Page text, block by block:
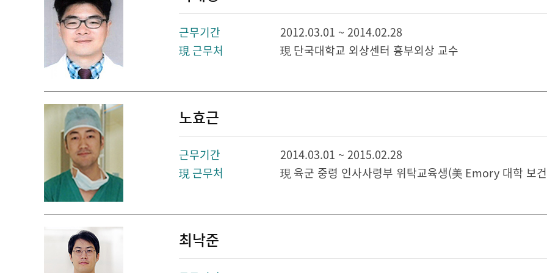
근무기간
2012.03.01 ~ 2014.02.28
現 근무처
現 단국대학교 외상센터 흉부외상 교수
노효근
근무기간
2014.03.01 ~ 2015.02.28
現 근무처
現 육군 중령 인사사령부 위탁교육생(美 Emory 대학 보
최낙준